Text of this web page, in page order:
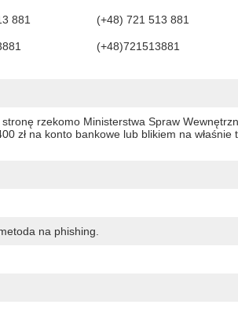
881 (+48) 721 513 881
(+48)721513881
rzekomo Ministerstwa Spraw
zł na konto bankowe lub blikiem na właśnie
na phishing.